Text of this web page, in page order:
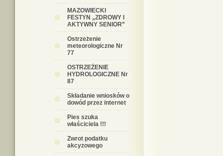
MAZOWIECKI
FESTYN „ZDROWY I
AKTYWNY SENIOR”
Ostrzeżenie
meteorologiczne Nr
77
OSTRZEŻENIE
HYDROLOGICZNE Nr
87
Składanie wniosków o
dowód przez internet
Pies szuka
właściciela !!!
Zwrot podatku
akcyzowego